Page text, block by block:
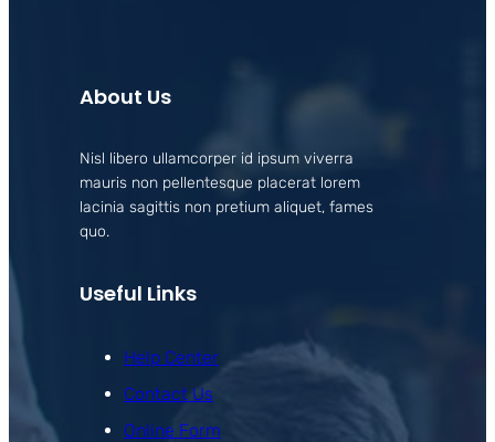
About Us
Nisl libero ullamcorper id ipsum viverra
mauris non pellentesque placerat lorem
lacinia sagittis non pretium aliquet, fames
quo.
Useful Links
Help Center
Contact Us
Online Form